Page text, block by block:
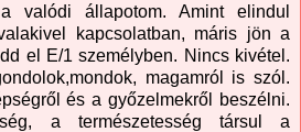
valódi állapotom. Amint elindul
kapcsolatban, máris jön a
el E/1 személyben. Nincs kivétel.
magamról is szól.
és a győzelmekről beszélni.
a természetesség társul a